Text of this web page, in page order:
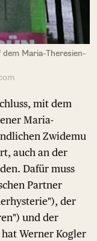
Maria-Theresien-
mit dem
Maria-
Zwidemu
auch an der
Dafür muss
Partner
der
und der
Werner Kogler